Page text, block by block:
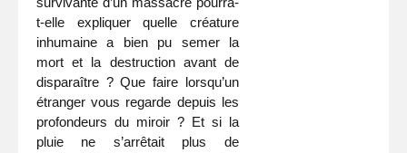
t-elle expliquer quelle créature
inhumaine a bien pu semer la
mort et la destruction avant de
disparaître ? Que faire lorsqu’un
étranger vous regarde depuis les
profondeurs du miroir ? Et si la
pluie ne s’arrêtait plus de